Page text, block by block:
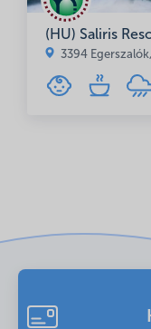
(HU) Saliris
3394